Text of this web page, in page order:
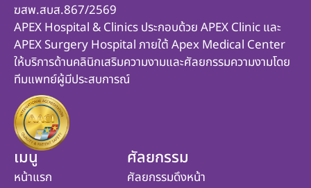
ฆสพ.สบส.867/2569
APEX Hospital & Clinics ประกอบด้วย APEX Clinic และ
APEX Surgery Hospital ภายใต้ Apex Medical Center
ให้บริการด้านคลินิกเสริมความงามและศัลยกรรมความงามโดย
ทีมแพทย์ผู้มีประสบการณ์
เมนู
หน้าแรก
ศัลยกรรม
ศัลยกรรมดึงหน้า